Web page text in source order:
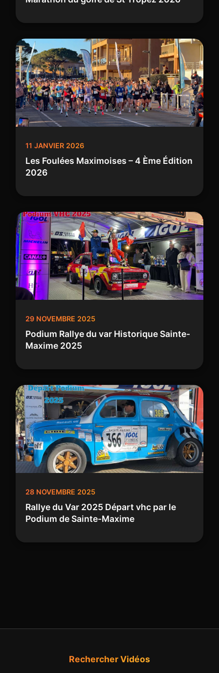
11 JANVIER 2026
Les Foulées Maximoises – 4 Ème Édition
2026
29 NOVEMBRE 2025
Podium Rallye du var Historique Sainte-
Maxime 2025
28 NOVEMBRE 2025
Rallye du Var 2025 Départ vhc par le
Podium de Sainte-Maxime
Rechercher Vidéos